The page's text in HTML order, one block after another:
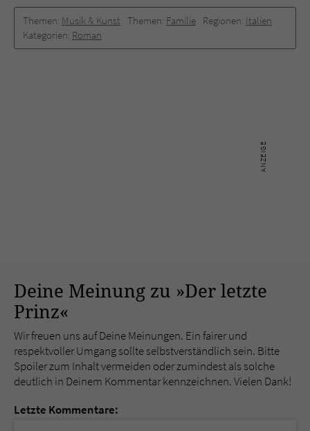
Themen: Musik & Kunst Themen: Familie Regionen: Italien
Kategorien: Roman
Deine Meinung zu »Der letzte
Prinz«
Wir freuen uns auf Deine Meinungen. Ein fairer und
respektvoller Umgang sollte selbstverständlich sein. Bitte
Spoiler zum Inhalt vermeiden oder zumindest als solche
deutlich in Deinem Kommentar kennzeichnen. Vielen Dank!
Letzte Kommentare: